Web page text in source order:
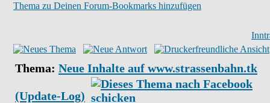
Thema zu Deinen Forum-Bookmarks hinzufügen
Thema: Neue Inhalte auf www.strassenbahn.tk
(Update-Log)